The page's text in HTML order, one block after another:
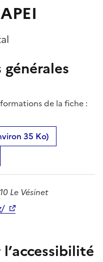
de la fiche :
35 Ko)
Le Vésinet